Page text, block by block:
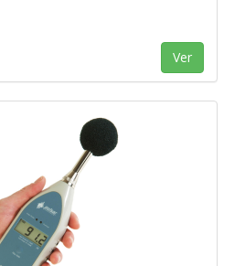
Ver